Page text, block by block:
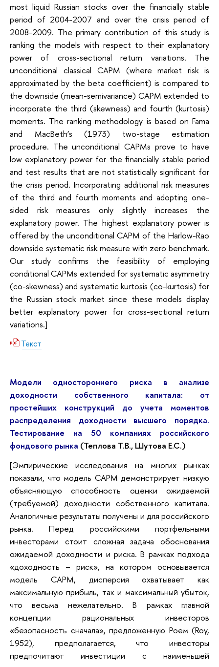
most liquid Russian stocks over the financially stable
period of 2004-2007 and over the crisis period of
2008-2009. The primary contribution of this study is
ranking the models with respect to their explanatory
power of cross-sectional return variations. The
unconditional classical CAPM (where market risk is
approximated by the beta coefficient) is compared to
the downside (mean-semivariance) CAPM extended to
incorporate the third (skewness) and fourth (kurtosis)
moments. The ranking methodology is based on Fama
and MacBeth’s (1973) two-stage estimation
procedure. The unconditional CAPMs prove to have
low explanatory power for the financially stable period
and test results that are not statistically significant for
the crisis period. Incorporating additional risk measures
of the third and fourth moments and adopting one-
sided risk measures only slightly increases the
explanatory power. The highest explanatory power is
offered by the unconditional CAPM of the Harlow-Rao
downside systematic risk measure with zero benchmark.
Our study confirms the feasibility of employing
conditional CAPMs extended for systematic asymmetry
(co-skewness) and systematic kurtosis (co-kurtosis) for
the Russian stock market since these models display
better explanatory power for cross-sectional return
variations.]
Текст
Модели одностороннего риска в анализе
доходности собственного капитала: от
простейших конструкций до учета моментов
распределения доходности высшего порядка.
Тестирование на 50 компаниях российского
фондового рынка (Теплова Т.В., Шутова Е.С.)
[Эмпирические исследования на многих рынках
показали, что модель САРМ демонстрирует низкую
объясняющую способность оценки ожидаемой
(требуемой) доходности собственного капитала.
Аналогичные результаты получены и для российского
рынка. Перед российскими портфельными
инвесторами стоит сложная задача обоснования
ожидаемой доходности и риска. В рамках подхода
«доходность – риск», на котором основывается
модель CAPM, дисперсия охватывает как
максимальную прибыль, так и максимальный убыток,
что весьма нежелательно. В рамках главной
концепции рациональных инвесторов
«безопасность сначала», предложенную Роем (Roy,
1952), предполагается, что инвесторы
предпочитают инвестиции с наименьшей